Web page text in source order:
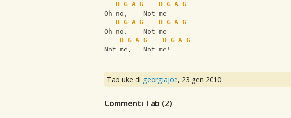
D G A G D G A G
Oh no,    Not me
D G A G D G A G
Oh no,    Not me
D G A G D G A G
Not me,   Not me!
Tab uke di georgiajoe, 23 gen 2010
Commenti Tab (2)